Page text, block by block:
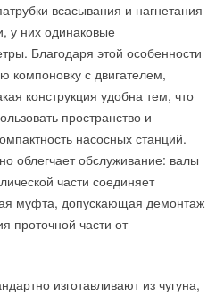
всасывания и нагнетания
у них одинаковые
Благодаря этой особенности
компоновку с двигателем,
конструкция удобна тем, что
пространство и
насосных станций.
облегчает обслуживание: валы
части соединяет
муфта, допускающая демонтаж
проточной части от
изготавливают из чугуна,